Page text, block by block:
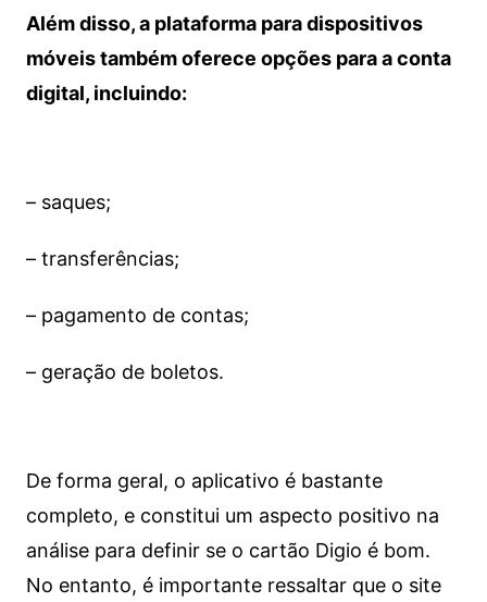
Além disso, a plataforma para dispositivos
móveis também oferece opções para a conta
digital, incluindo:
– saques;
– transferências;
– pagamento de contas;
– geração de boletos.
De forma geral, o aplicativo é bastante
completo, e constitui um aspecto positivo na
análise para definir se o cartão Digio é bom.
No entanto, é importante ressaltar que o site